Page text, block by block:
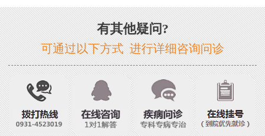
有其他疑问?
可通过以下方式 进行详细咨询问诊